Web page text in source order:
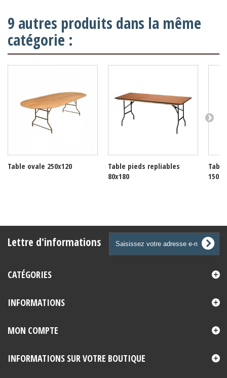
9 autres produits dans la même
catégorie :
Table ovale 250x120
Table pieds repliables
80x180
150
Lettre d'informations
CATÉGORIES
INFORMATIONS
MON COMPTE
INFORMATIONS SUR VOTRE BOUTIQUE